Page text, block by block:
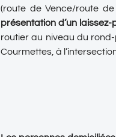
(route de Vence/route
présentation d’un laissez-
routier au niveau du
Courmettes, à